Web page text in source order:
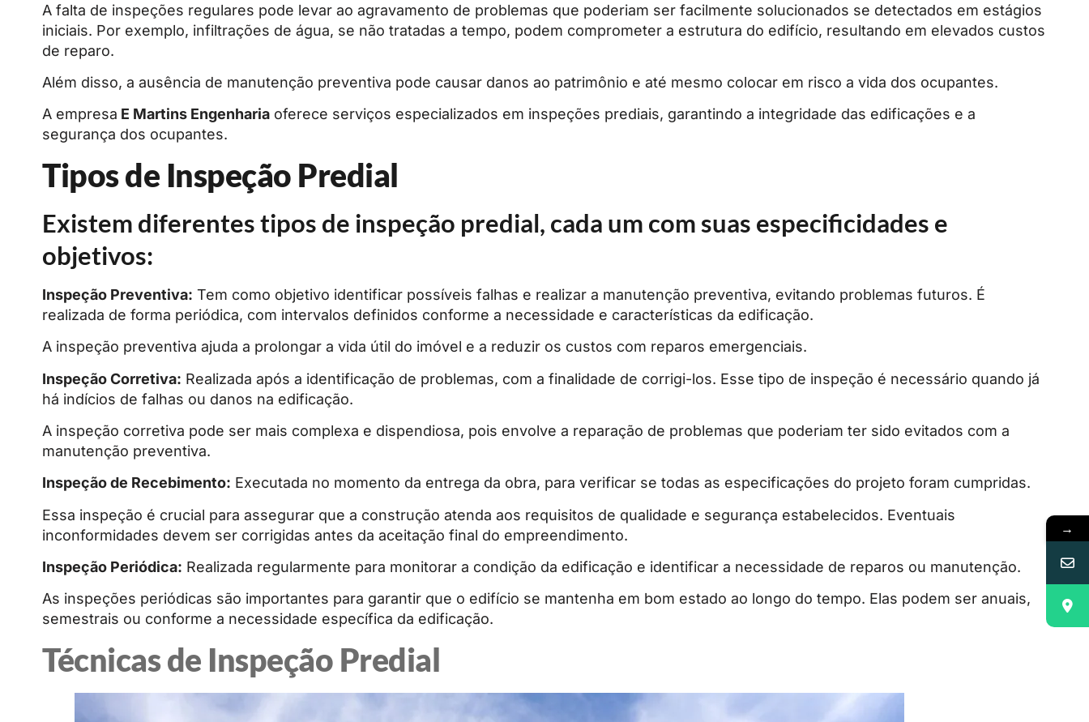
A falta de inspeções regulares pode levar ao agravamento de problemas que poderiam ser facilmente solucionados se detectados em estágios
iniciais. Por exemplo, infiltrações de água, se não tratadas a tempo, podem comprometer a estrutura do edifício, resultando em elevados custos
de reparo.
Além disso, a ausência de manutenção preventiva pode causar danos ao patrimônio e até mesmo colocar em risco a vida dos ocupantes.
A empresa E Martins Engenharia oferece serviços especializados em inspeções prediais, garantindo a integridade das edificações e a
segurança dos ocupantes.
Tipos de Inspeção Predial
Existem diferentes tipos de inspeção predial, cada um com suas especificidades e
objetivos:
Inspeção Preventiva: Tem como objetivo identificar possíveis falhas e realizar a manutenção preventiva, evitando problemas futuros. É
realizada de forma periódica, com intervalos definidos conforme a necessidade e características da edificação.
A inspeção preventiva ajuda a prolongar a vida útil do imóvel e a reduzir os custos com reparos emergenciais.
Inspeção Corretiva: Realizada após a identificação de problemas, com a finalidade de corrigi-los. Esse tipo de inspeção é necessário quando já
há indícios de falhas ou danos na edificação.
A inspeção corretiva pode ser mais complexa e dispendiosa, pois envolve a reparação de problemas que poderiam ter sido evitados com a
manutenção preventiva.
Inspeção de Recebimento: Executada no momento da entrega da obra, para verificar se todas as especificações do projeto foram cumpridas.
Essa inspeção é crucial para assegurar que a construção atenda aos requisitos de qualidade e segurança estabelecidos. Eventuais
inconformidades devem ser corrigidas antes da aceitação final do empreendimento.
Inspeção Periódica: Realizada regularmente para monitorar a condição da edificação e identificar a necessidade de reparos ou manutenção.
As inspeções periódicas são importantes para garantir que o edifício se mantenha em bom estado ao longo do tempo. Elas podem ser anuais,
semestrais ou conforme a necessidade específica da edificação.
Técnicas de Inspeção Predial
→